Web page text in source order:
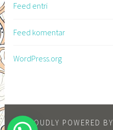
Feed entri
Feed komentar
WordPress.org
PROUDLY POWERED